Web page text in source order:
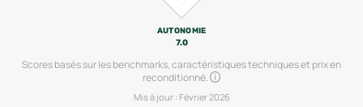
AUTONOMIE
7.0
Scores basés sur les benchmarks, caractéristiques techniques et prix en
reconditionné.
Mis à jour : Février 2026